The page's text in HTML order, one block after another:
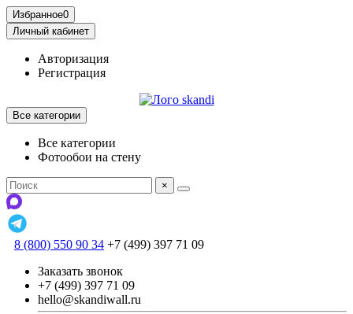
Избранное0
Личный кабинет
Авторизация
Регистрация
Все категории
Все категории
Фотообои на стену
×
8 (800) 550 90 34 +7 (499) 397 71 09
Заказать звонок
+7 (499) 397 71 09
hello@skandiwall.ru